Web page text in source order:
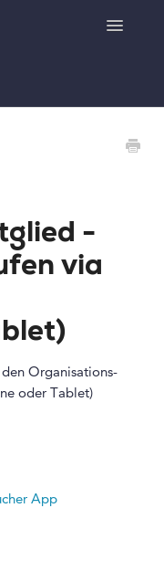
Toggle
-
via
Organisations-
oder Tablet)
App